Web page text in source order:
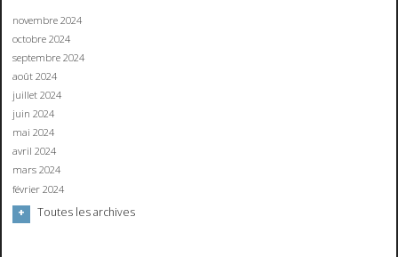
novembre 2024
octobre 2024
septembre 2024
août 2024
juillet 2024
juin 2024
mai 2024
avril 2024
mars 2024
février 2024
Toutes les archives